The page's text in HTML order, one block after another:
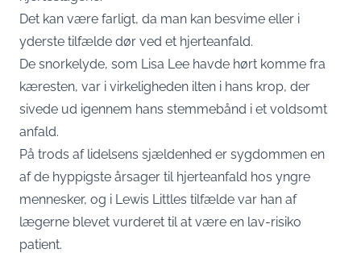
Det kan være farligt, da man kan besvime eller i
yderste tilfælde dør ved et hjerteanfald.
De snorkelyde, som Lisa Lee havde hørt komme fra
kæresten, var i virkeligheden ilten i hans krop, der
sivede ud igennem hans stemmebånd i et voldsomt
anfald.
På trods af lidelsens sjældenhed er sygdommen en
af de hyppigste årsager til hjerteanfald hos yngre
mennesker, og i Lewis Littles tilfælde var han af
lægerne blevet vurderet til at være en lav-risiko
patient.